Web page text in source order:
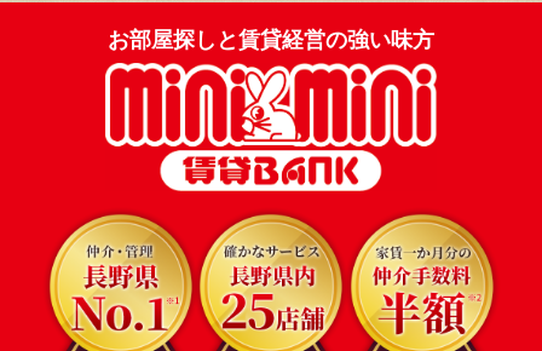
お部屋探しと賃貸経営の強い味方